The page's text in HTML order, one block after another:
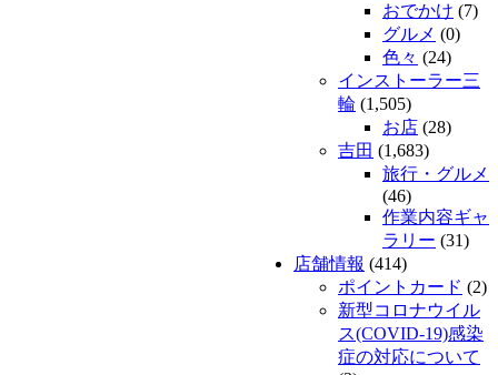
おでかけ (7)
グルメ (0)
色々 (24)
インストーラー三
輪 (1,505)
お店 (28)
吉田 (1,683)
旅行・グルメ
(46)
作業内容ギャ
ラリー (31)
店舗情報 (414)
ポイントカード (2)
新型コロナウイル
ス(COVID-19)感染
症の対応について